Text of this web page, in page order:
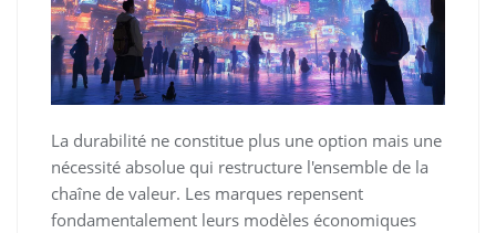
La durabilité ne constitue plus une option mais une
nécessité absolue qui restructure l'ensemble de la
chaîne de valeur. Les marques repensent
fondamentalement leurs modèles économiques